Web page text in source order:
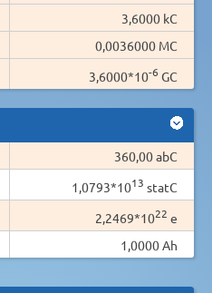
3,6000 kC
0,0036000 MC
3,6000*10-6 GC
360,00 abC
1,0793*1013 statC
2,2469*1022 e
1,0000 Ah